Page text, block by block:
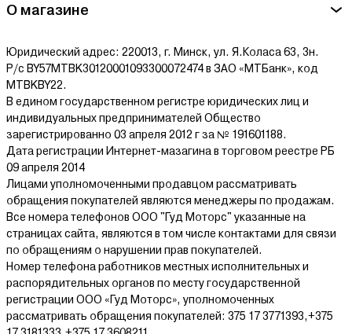
О магазине
Юридический адрес: 220013, г. Минск, ул. Я.Коласа 63, 3н.
Р/с BY57MTBK30120001093300072474 в ЗАО «МТБанк», код
MTBKBY22.
В едином государственном регистре юридических лиц и
индивидуальных предпринимателей Общество
зарегистрированно 03 апреля 2012 г за № 191601188.
Дата регистрации Интернет-мазагина в торговом реестре РБ
09 апреля 2014
Лицами уполномоченными продавцом рассматривать
обращения покупателей являются менеджеры по продажам.
Все номера телефонов ООО "Гуд Моторс" указанные на
страницах сайта, являются в том числе контактами для связи
по обращениям о нарушении прав покупателей.
Номер телефона работников местных исполнительных и
распорядительных органов по месту государственной
регистрации ООО «Гуд Моторс», уполномоченных
рассматривать обращения покупателей: 375 17 3771393,+375